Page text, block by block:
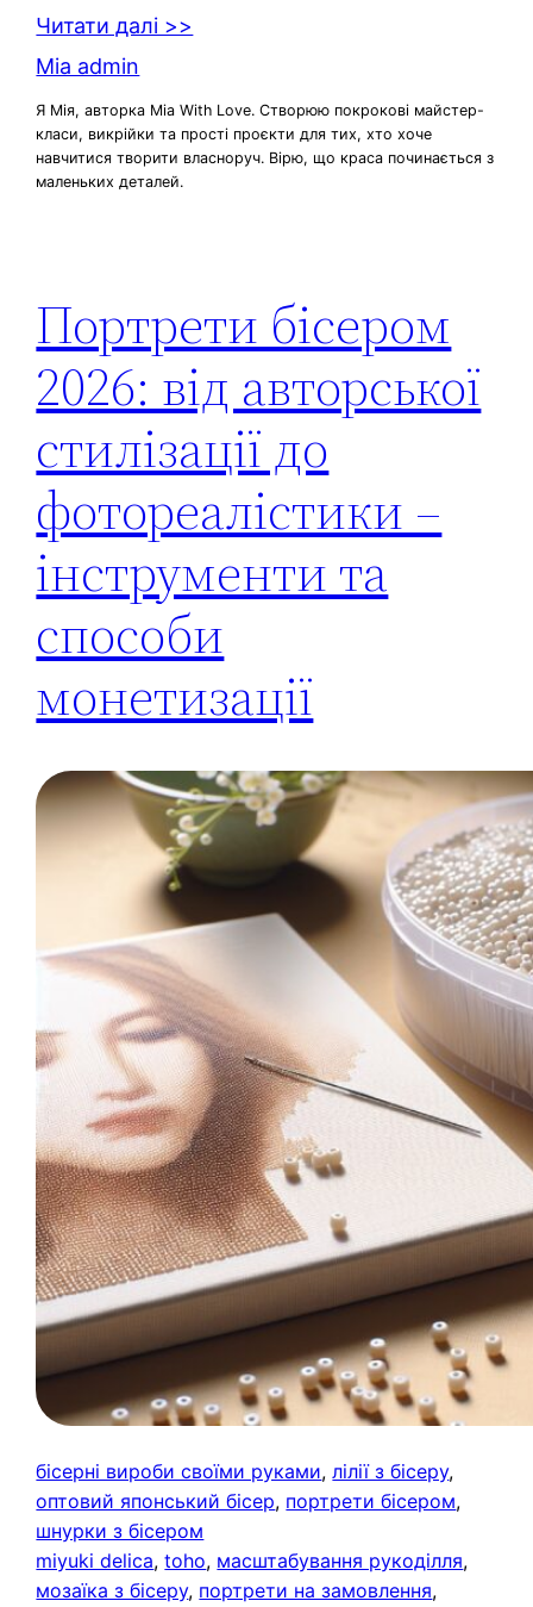
Читати далі >>
Mia admin
Я Мія, авторка Mia With Love. Створюю покрокові майстер-
класи, викрійки та прості проєкти для тих, хто хоче
навчитися творити власноруч. Вірю, що краса починається з
маленьких деталей.
Портрети бісером
2026: від авторської
стилізації до
фотореалістики –
інструменти та
способи
монетизації
бісерні вироби своїми руками, лілії з бісеру
оптовий японський бісер, портрети бісером
шнурки з бісером
miyuki delica, toho, масштабування рукоділля
мозаїка з бісеру, портрети на замовлення